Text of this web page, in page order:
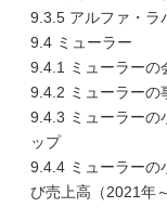
9.3.5 アルファ・ラ
9.4 ミューラー
9.4.1 ミューラーの
9.4.2 ミューラーの
9.4.3 ミューラーの
ップ
9.4.4 ミューラーの
び売上高（2021年